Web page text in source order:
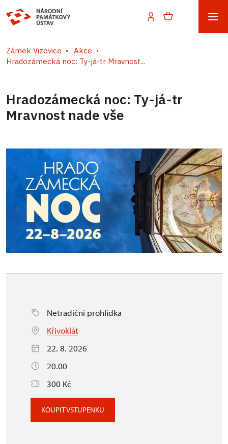
Zámek Vizovice
Akce
Hradozámecká noc: Ty-já-tr Mravnost...
Hradozámecká noc: Ty-já-tr
Mravnost nade vše
Netradiční prohlídka
Křivoklát
22. 8. 2026
20.00
300 Kč
KOUPIT VSTUPENKU